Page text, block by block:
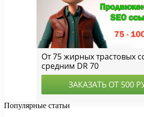
Популярные статьи